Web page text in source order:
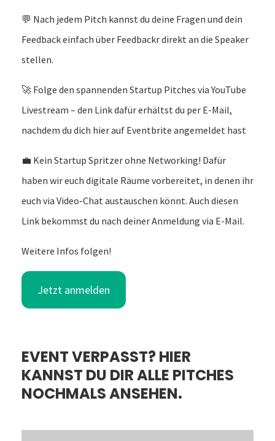
💬 Nach jedem Pitch kannst du deine Fragen und dein
Feedback einfach über Feedbackr direkt an die Speaker
stellen.
🚀 Folge den spannenden Startup Pitches via YouTube
Livestream – den Link dafür erhältst du per E-Mail,
nachdem du dich hier auf Eventbrite angemeldet hast
💼 Kein Startup Spritzer ohne Networking! Dafür
haben wir euch digitale Räume vorbereitet, in denen ihr
euch via Video-Chat austauschen könnt. Auch diesen
Link bekommst du nach deiner Anmeldung via E-Mail.
Weitere Infos folgen!
Jetzt anmelden
EVENT VERPASST? HIER
KANNST DU DIR ALLE PITCHES
NOCHMALS ANSEHEN.